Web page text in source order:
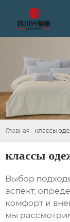
Главная - классы
классы
Выбор
аспект,
комфорт и
мы